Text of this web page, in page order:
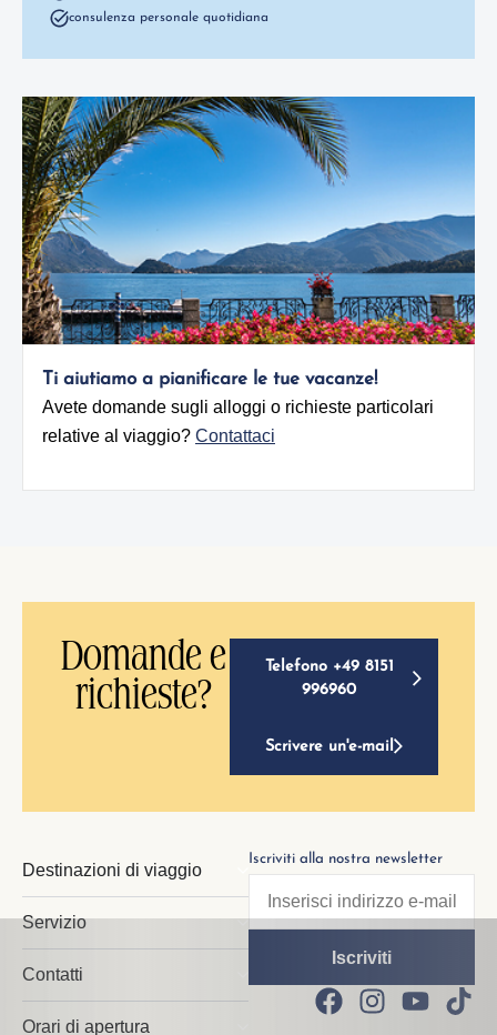
consulenza personale quotidiana
Ti aiutiamo a pianificare le tue vacanze!
Avete domande sugli alloggi o richieste particolari
relative al viaggio? Contattaci
Domande e
richieste?
Telefono +49 8151
996960
Scrivere un'e-mail
Destinazioni di viaggio
Servizio
Contatti
Orari di apertura
Iscriviti alla nostra newsletter